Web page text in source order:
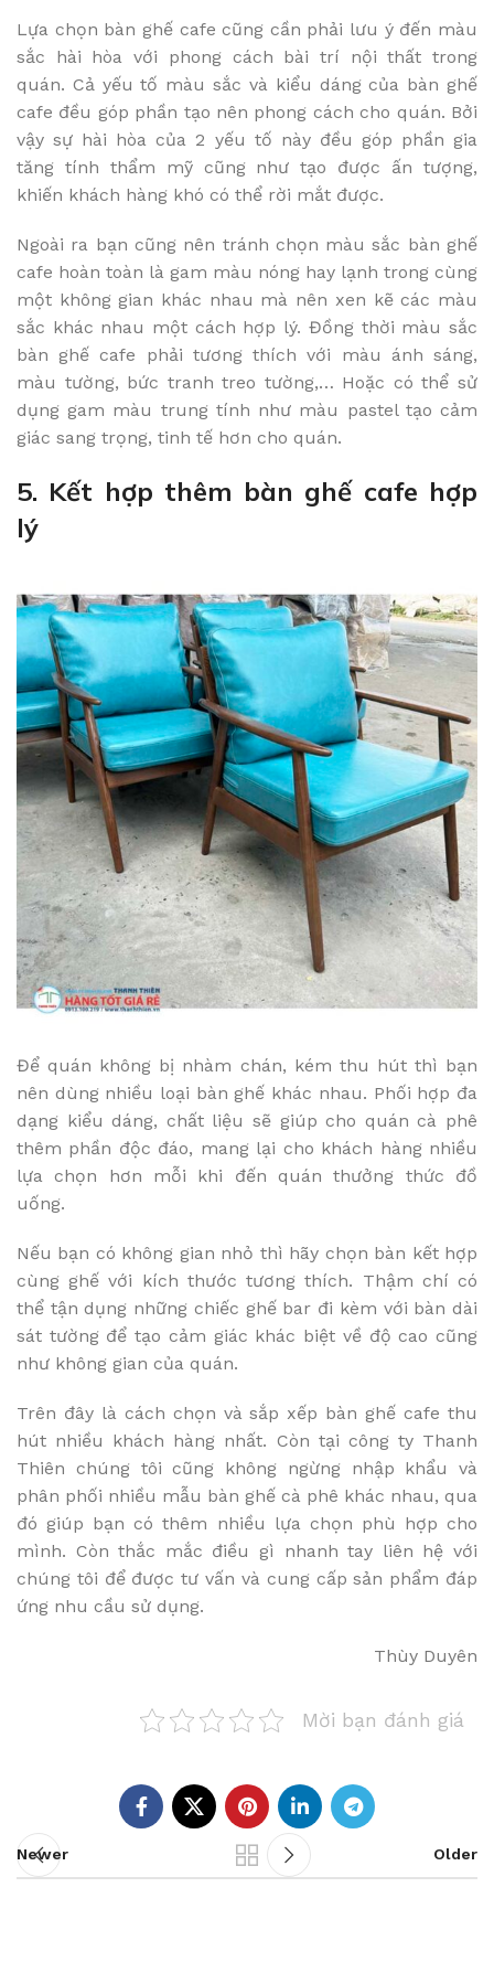
Lựa chọn bàn ghế cafe cũng cần phải lưu ý đến màu
sắc hài hòa với phong cách bài trí nội thất trong
quán. Cả yếu tố màu sắc và kiểu dáng của bàn ghế
cafe đều góp phần tạo nên phong cách cho quán. Bởi
vậy sự hài hòa của 2 yếu tố này đều góp phần gia
tăng tính thẩm mỹ cũng như tạo được ấn tượng,
khiến khách hàng khó có thể rời mắt được.
Ngoài ra bạn cũng nên tránh chọn màu sắc bàn ghế
cafe hoàn toàn là gam màu nóng hay lạnh trong cùng
một không gian khác nhau mà nên xen kẽ các màu
sắc khác nhau một cách hợp lý. Đồng thời màu sắc
bàn ghế cafe phải tương thích với màu ánh sáng,
màu tường, bức tranh treo tường,… Hoặc có thể sử
dụng gam màu trung tính như màu pastel tạo cảm
giác sang trọng, tinh tế hơn cho quán.
5. Kết hợp thêm bàn ghế cafe hợp
lý
Để quán không bị nhàm chán, kém thu hút thì bạn
nên dùng nhiều loại bàn ghế khác nhau. Phối hợp đa
dạng kiểu dáng, chất liệu sẽ giúp cho quán cà phê
thêm phần độc đáo, mang lại cho khách hàng nhiều
lựa chọn hơn mỗi khi đến quán thưởng thức đồ
uống.
Nếu bạn có không gian nhỏ thì hãy chọn bàn kết hợp
cùng ghế với kích thước tương thích. Thậm chí có
thể tận dụng những chiếc ghế bar đi kèm với bàn dài
sát tường để tạo cảm giác khác biệt về độ cao cũng
như không gian của quán.
Trên đây là cách chọn và sắp xếp bàn ghế cafe thu
hút nhiều khách hàng nhất. Còn tại công ty Thanh
Thiên chúng tôi cũng không ngừng nhập khẩu và
phân phối nhiều mẫu bàn ghế cà phê khác nhau, qua
đó giúp bạn có thêm nhiều lựa chọn phù hợp cho
mình. Còn thắc mắc điều gì nhanh tay liên hệ với
chúng tôi để được tư vấn và cung cấp sản phẩm đáp
ứng nhu cầu sử dụng.
Thùy Duyên
Mời bạn đánh giá
Newer Older